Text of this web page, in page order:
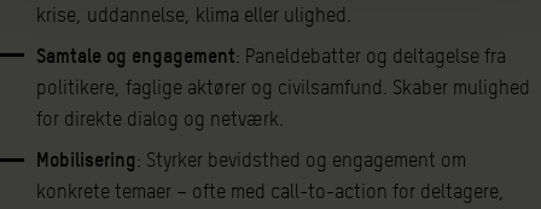
krise, uddannelse, klima eller ulighed.
Samtale og engagement: Paneldebatter og deltagelse fra
politikere, faglige aktører og civilsamfund. Skaber mulighed
for direkte dialog og netværk.
Mobilisering: Styrker bevidsthed og engagement om
konkrete temaer – ofte med call-to-action for deltagere,